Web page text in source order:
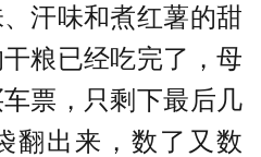
汗味和煮红薯的甜
粮已经吃完了，母
票，只剩下最后几
翻出来，数了又数